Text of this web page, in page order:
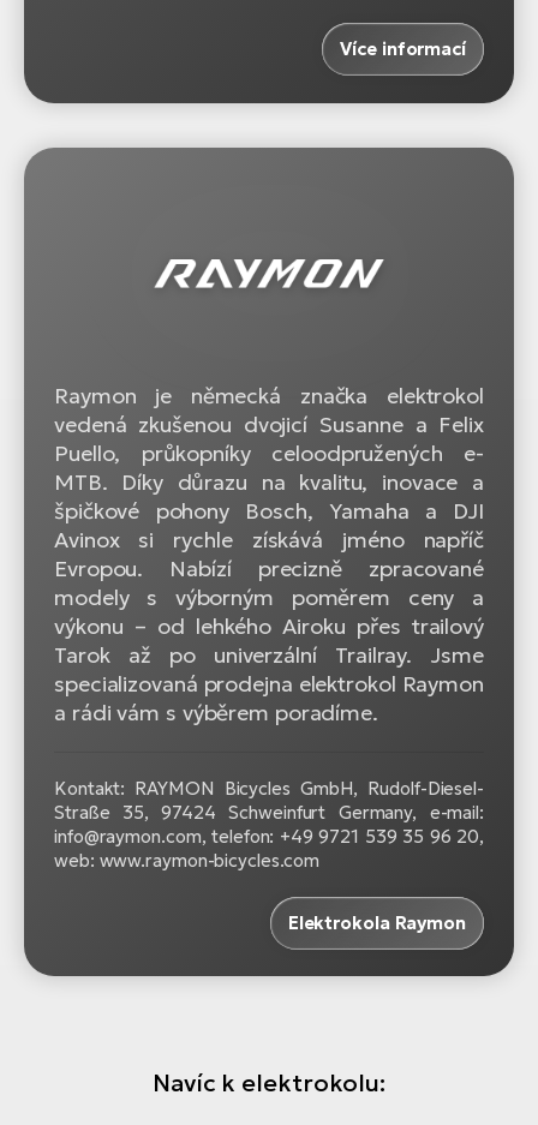
Více informací
Raymon je německá značka elektrokol
vedená zkušenou dvojicí Susanne a Felix
Puello, průkopníky celoodpružených e-
MTB. Díky důrazu na kvalitu, inovace a
špičkové pohony Bosch, Yamaha a DJI
Avinox si rychle získává jméno napříč
Evropou. Nabízí precizně zpracované
modely s výborným poměrem ceny a
výkonu – od lehkého Airoku přes trailový
Tarok až po univerzální Trailray. Jsme
specializovaná prodejna elektrokol Raymon
a rádi vám s výběrem poradíme.
Kontakt: RAYMON Bicycles GmbH, Rudolf-Diesel-
Straße 35, 97424 Schweinfurt Germany, e-mail:
info@raymon.com, telefon: +49 9721 539 35 96 20,
web: www.raymon-bicycles.com
Elektrokola Raymon
Navíc k elektrokolu: